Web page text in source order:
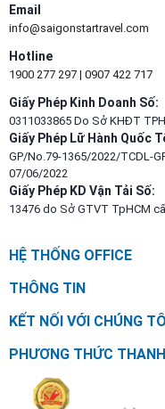
Email
info@saigonstartravel.com
Hotline
1900 277 297 | 0907 422 717
Giấy Phép Kinh Doanh Số:
0311033865 Do Sở KHĐT
Giấy Phép Lữ Hành Quốc
GP/No.79-1365/2022/TCDL-
07/06/2022
Giấy Phép KD Vận Tải Số:
13476 do Sở GTVT TpHCM
HỆ THỐNG OFFICE
THÔNG TIN
KẾT NỐI VỚI CHÚNG TÔI
PHƯƠNG THỨC